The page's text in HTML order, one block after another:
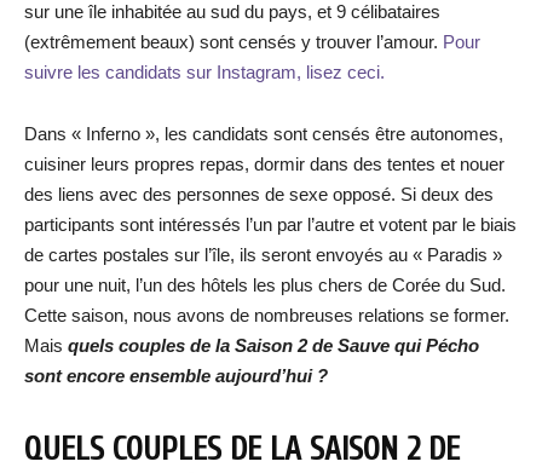
sur une île inhabitée au sud du pays, et 9 célibataires
(extrêmement beaux) sont censés y trouver l’amour. Pour
suivre les candidats sur Instagram, lisez ceci.
Dans « Inferno », les candidats sont censés être autonomes,
cuisiner leurs propres repas, dormir dans des tentes et nouer
des liens avec des personnes de sexe opposé. Si deux des
participants sont intéressés l’un par l’autre et votent par le biais
de cartes postales sur l’île, ils seront envoyés au « Paradis »
pour une nuit, l’un des hôtels les plus chers de Corée du Sud.
Cette saison, nous avons de nombreuses relations se former.
Mais quels couples de la Saison 2 de Sauve qui Pécho
sont encore ensemble aujourd’hui ?
QUELS COUPLES DE LA SAISON 2 DE